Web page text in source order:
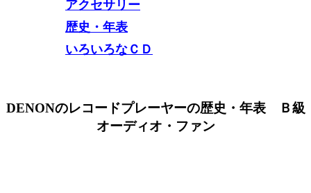
アクセサリー
歴史・年表
いろいろなＣＤ
DENONのレコードプレーヤーの歴史・年表 Ｂ級
オーディオ・ファン